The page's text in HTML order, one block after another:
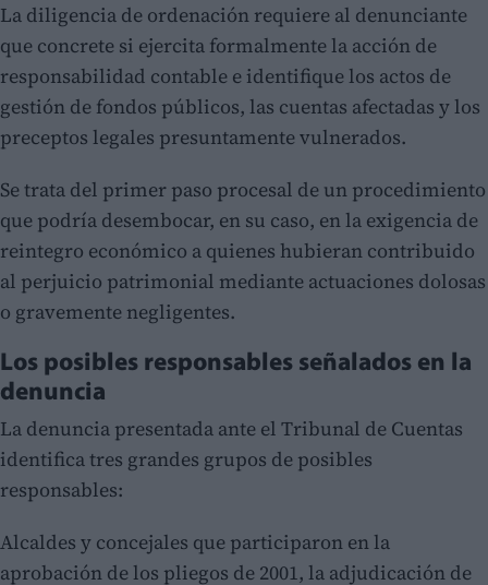
La diligencia de ordenación requiere al denunciante
que concrete si ejercita formalmente la acción de
responsabilidad contable e identifique los actos de
gestión de fondos públicos, las cuentas afectadas y los
preceptos legales presuntamente vulnerados.
Se trata del primer paso procesal de un procedimiento
que podría desembocar, en su caso, en la exigencia de
reintegro económico a quienes hubieran contribuido
al perjuicio patrimonial mediante actuaciones dolosas
o gravemente negligentes.
Los posibles responsables señalados en la
denuncia
La denuncia presentada ante el Tribunal de Cuentas
identifica tres grandes grupos de posibles
responsables:
Alcaldes y concejales que participaron en la
aprobación de los pliegos de 2001, la adjudicación de